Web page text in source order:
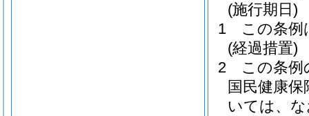
(施行期日)
1
この条例
(経過措置)
2
この条例
国民健康
いては、